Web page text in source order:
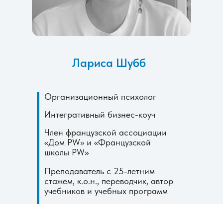
Лариса Шубб
Преподаватель с 25-летним
стажем, к.о.н., переводчик, автор
учебников и учебных программ
Член французской ассоциации
«Дом PW» и «Французской
школы PW»
Интегративный бизнес-коуч
Организационный психолог